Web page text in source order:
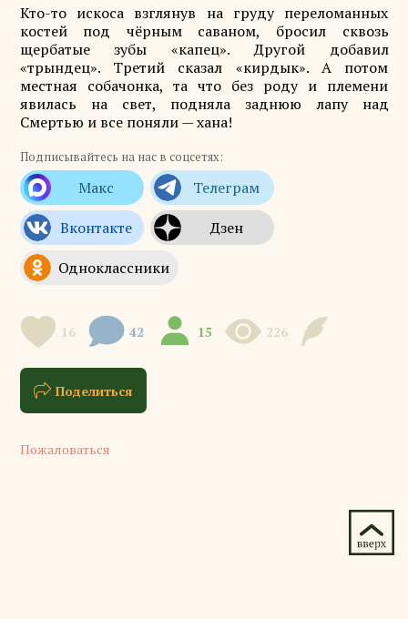
Кто-то искоса взглянув на груду переломанных
костей под чёрным саваном, бросил сквозь
щербатые зубы «капец». Другой добавил
«трындец». Третий сказал «кирдык». А потом
местная собачонка, та что без роду и племени
явилась на свет, подняла заднюю лапу над
Смертью и все поняли — хана!
Подписывайтесь на нас в соцсетях:
16 42 15 226
Поделиться
Пожаловаться